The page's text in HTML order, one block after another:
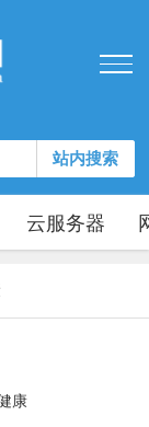
站内搜索
云服务器
康